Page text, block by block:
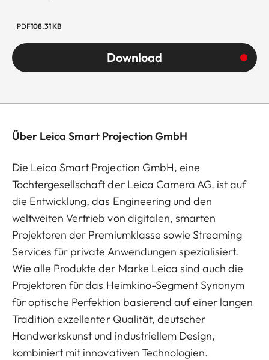
PDF108.31 KB
Download
Über Leica Smart Projection GmbH
Die Leica Smart Projection GmbH, eine
Tochtergesellschaft der Leica Camera AG, ist auf
die Entwicklung, das Engineering und den
weltweiten Vertrieb von digitalen, smarten
Projektoren der Premiumklasse sowie Streaming
Services für private Anwendungen spezialisiert.
Wie alle Produkte der Marke Leica sind auch die
Projektoren für das Heimkino-Segment Synonym
für optische Perfektion basierend auf einer langen
Tradition exzellenter Qualität, deutscher
Handwerkskunst und industriellem Design,
kombiniert mit innovativen Technologien.